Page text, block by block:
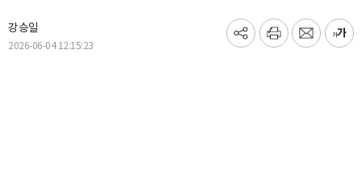
강승일
2026-06-04 12:15:23
기
프
메
글